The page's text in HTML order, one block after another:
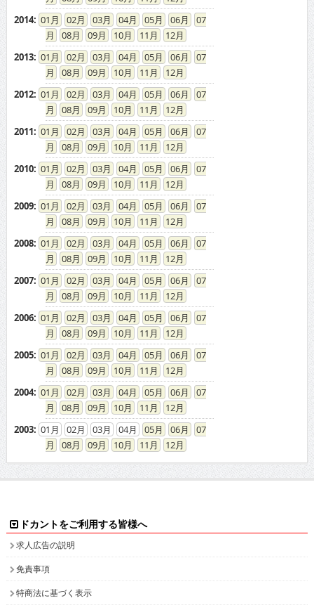
2014: 01 02 03 04 05 06
07
08
09 10 11
12
2013: 01 02 03 04 05 06
07
08
09 10 11
12
2012: 01 02 03 04 05 06
07
08
09 10 11
12
2011: 01 02 03 04 05 06
07
08
09 10 11
12
2010: 01 02 03 04 05 06
07
08
09 10 11
12
2009: 01 02 03 04 05 06
07
08
09 10 11
12
2008: 01 02 03 04 05 06
07
08
09 10 11
12
2007: 01 02 03 04 05 06
07
08
09 10 11
12
2006: 01 02 03 04 05 06
07
08
09 10 11
12
2005: 01 02 03 04 05 06
07
08
09 10 11
12
2004: 01 02 03 04 05 06
07
08
09 10 11
12
2003: 01 02 03 04 05 06
07
08
09 10 11 12
ドカントをご利用する皆様へ
求人広告の説明
免責事項
特商法に基づく表示